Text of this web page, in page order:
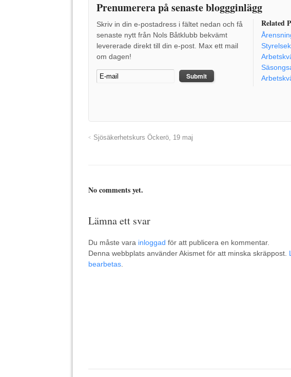
Prenumerera på senaste bloggginlägg
Skriv in din e-postadress i fältet nedan och få
senaste nytt från Nols Båtklubb bekvämt
levererade direkt till din e-post. Max ett mail
om dagen!
Related
Sjösäkerhetskurs Öckerö, 19 maj
No comments yet.
Lämna ett svar
Du måste vara inloggad för att publicera en kommentar.
Denna webbplats använder Akismet för att minska skräppost.
bearbetas.